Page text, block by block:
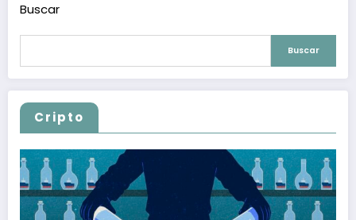
Buscar
Buscar
Cripto